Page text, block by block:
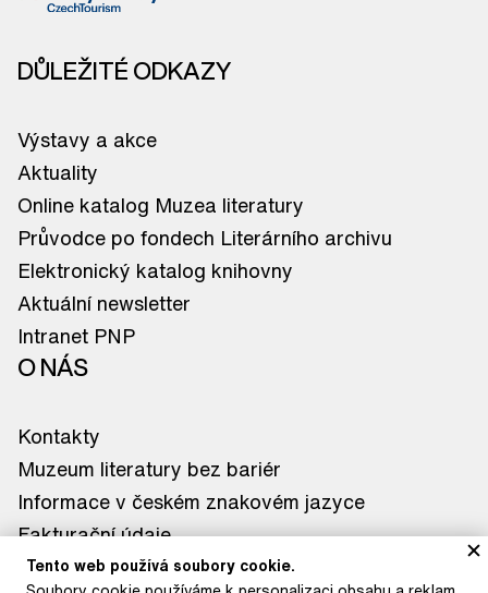
DŮLEŽITÉ ODKAZY
Výstavy a akce
Aktuality
Online katalog Muzea literatury
Průvodce po fondech Literárního archivu
Elektronický katalog knihovny
Aktuální newsletter
Intranet PNP
O NÁS
Kontakty
Muzeum literatury bez bariér
Informace v českém znakovém jazyce
Fakturační údaje
Tiskové zprávy
Tento web používá soubory cookie.